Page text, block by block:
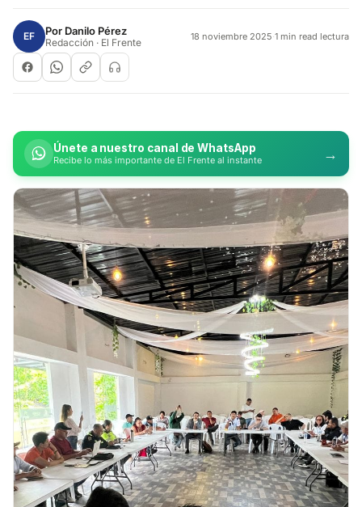
EF Por Danilo Pérez
Redacción · El Frente 18 noviembre 2025·1 min read lectura
Únete a nuestro canal de WhatsApp
Recibe lo más importante de El Frente al instante →